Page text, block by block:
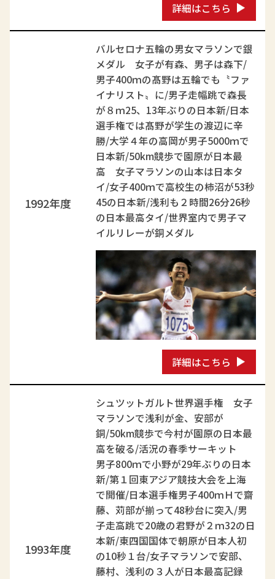
詳細はこちら
1992年度
バルセロナ五輪の男女マラソンで銀
メダル 女子が有森、男子は森下/
男子400ｍの髙野は五輪でも〝ファ
イナリスト〟に/男子走幅跳で森長
が８ｍ25、13年ぶりの日本新/日本
選手権では髙野が学生の渡辺に辛
勝/大学４年の高岡が男子5000ｍで
日本新/50km競歩で園原が日本最
高 女子マラソンの山本は日本タ
イ/女子400ｍで高校生の柿沼が53秒
45の日本新/浅利も２時間26分26秒
の日本最高タイ/世界室内で男子マ
イルリレーが銅メダル
詳細はこちら
1993年度
シュツットガルト世界選手権 女子
マラソンで浅利が金、安部が
銅/50km競歩で今村が園原の日本最
高を破る/活況の春季サーキット
男子800ｍで小野が29年ぶりの日本
新/第１回東アジア競技大会を上海
で開催/日本選手権男子400ｍＨで齋
藤、苅部が揃って48秒台に突入/男
子走高跳で20歳の君野が２ｍ32の日
本新/東四国国体で朝原が日本人初
の10秒１台/女子マラソンで安部、
藤村、浅利の３人が日本最高記録